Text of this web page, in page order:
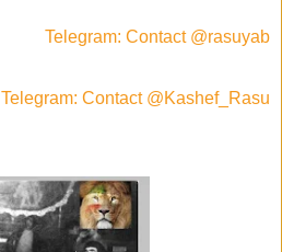
Telegram: Contact @rasuyab
Telegram: Contact @Kashef_Rasu